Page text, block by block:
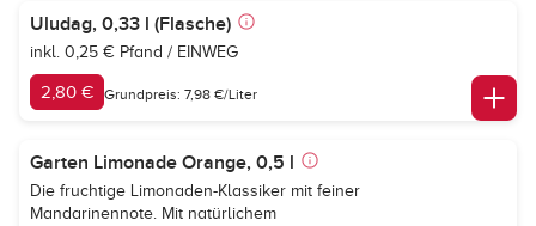
Uludag, 0,33 l (Flasche)
inkl. 0,25 € Pfand / EINWEG
2,80 € Grundpreis: 7,98 €/Liter
Garten Limonade Orange, 0,5 l
Die fruchtige Limonaden-Klassiker mit feiner
Mandarinennote. Mit natürlichem